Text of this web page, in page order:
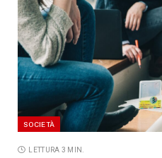
SOCIETÀ
LETTURA 3 MIN.